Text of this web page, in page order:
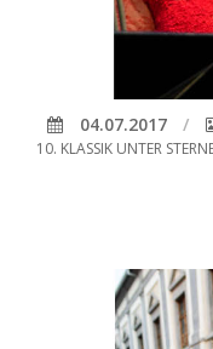
04.07.2017
10. KLASSIK UNTER